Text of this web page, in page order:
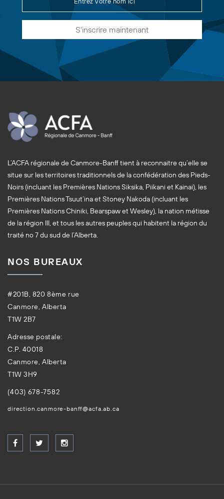
S'inscrire maintenant
L’ACFA régionale de Canmore-Banff tient à reconnaitre qu’elle se
situe sur les territoires traditionnels de la confédération des Pieds-
Noirs (incluant les Premières Nations Siksika, Piikani et Kainai), les
Premières Nations Tsuut’ina et Stoney Nakoda (incluant les
Premières Nations Chiniki, Bearspaw et Wesley), la nation métisse
de la région III, et tous les autres peuples qui habitent la région du
traité no 7 du sud de l’Alberta.
NOS BUREAUX
#201B, 820 8ème rue
Canmore, Alberta
T1W 2B7
Adresse postale:
C.P. 40018
Canmore, Alberta
T1W 3H9
(403) 678-7582
direction.canmore-banff@acfa.ab.ca